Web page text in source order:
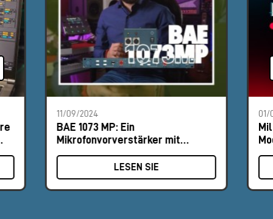
11/09/2024
BAE 1073 MP: Ein
Mikrofonvorverstärker mit
britischem Klang
LESEN SIE
01/